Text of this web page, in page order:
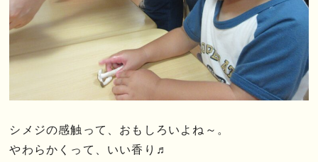
シメジの感触って、おもしろいよね～。
やわらかくって、いい香り♬